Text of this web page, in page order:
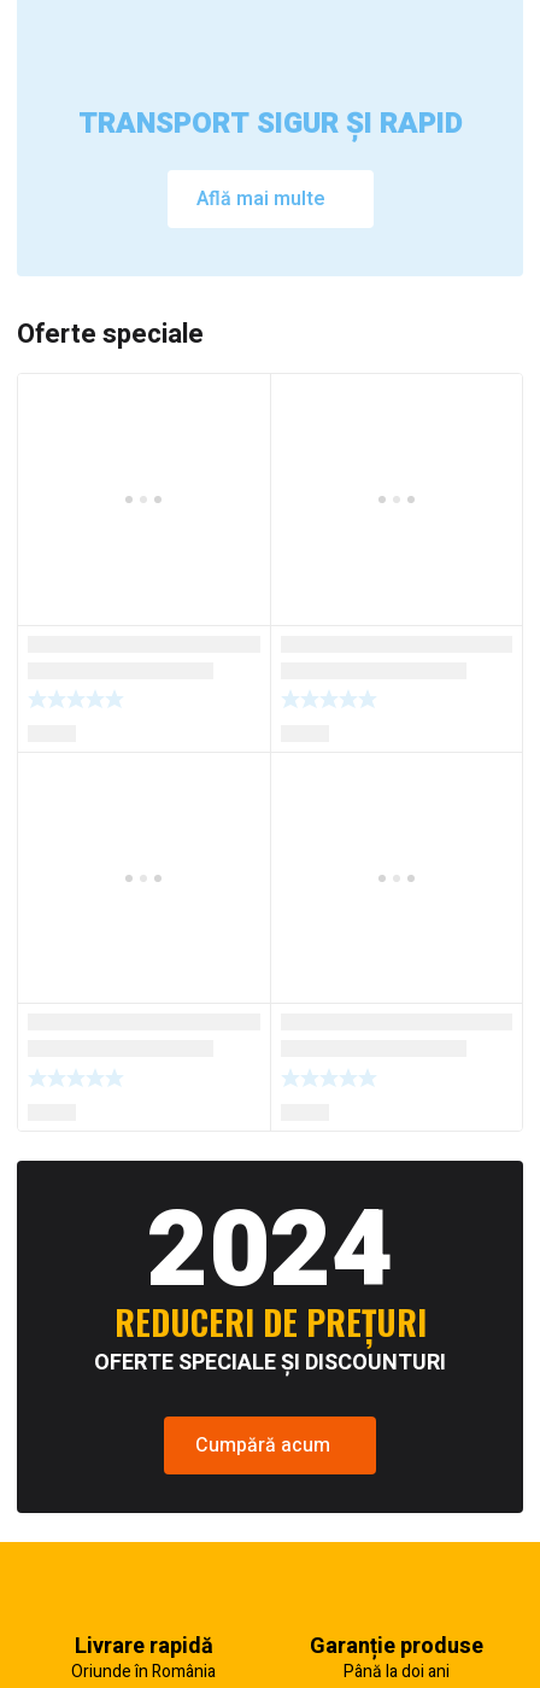
TRANSPORT SIGUR ȘI RAPID
Află mai multe
Oferte speciale
2024
REDUCERI DE PREȚURI
OFERTE SPECIALE ȘI DISCOUNTURI
Cumpără acum
Livrare rapidă
Oriunde în România
Garanție produse
Până la doi ani